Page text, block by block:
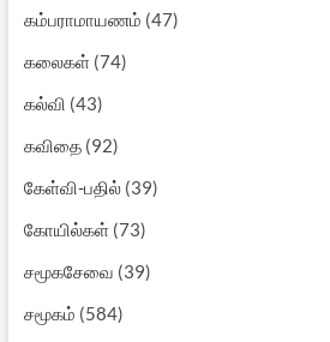
கம்பராமாயணம் (47)
கலைகள்(74)
கல்வி (43)
கவிதை(92)
கேள்வி-பதில்(39)
கோயில்கள்(73)
சமூகசேவை (39)
சமூகம் (584)